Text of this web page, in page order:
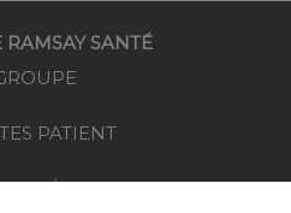
RAMSAY SANTÉ
PATIENT
MÉDECIN